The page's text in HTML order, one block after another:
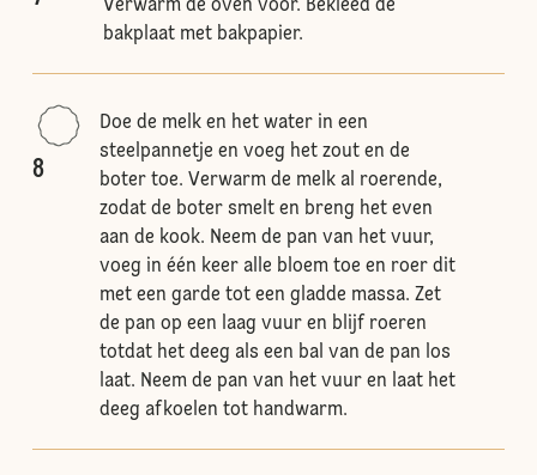
Verwarm de oven voor. Bekleed de
bakplaat met bakpapier.
8
Doe de melk en het water in een
steelpannetje en voeg het zout en de
boter toe. Verwarm de melk al roerende,
zodat de boter smelt en breng het even
aan de kook. Neem de pan van het vuur,
voeg in één keer alle bloem toe en roer dit
met een garde tot een gladde massa. Zet
de pan op een laag vuur en blijf roeren
totdat het deeg als een bal van de pan los
laat. Neem de pan van het vuur en laat het
deeg afkoelen tot handwarm.